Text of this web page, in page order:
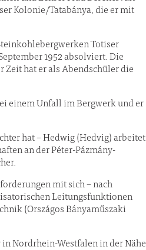
Kolonie/Tatabánya, die er mit
Totiser
1952 absolviert. Die
Zeit hat er als Abendschüler die
einem Unfall im Bergwerk und er
hat – Hedwig (Hedvig) arbeitet
an der Péter-Pázmány-
mit sich – nach
Leitungsfunktionen
(Országos Bányaműszaki
in Nordrhein-Westfalen in der Nähe